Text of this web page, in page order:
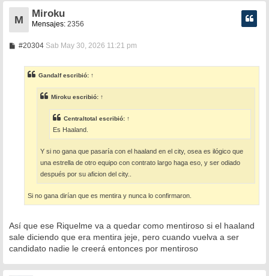
M
Miroku
Mensajes: 2356
#20304M
a
j
e
Sab May 30, 2026 11:21 pm
Gandalfescribió: ↑
Miroku escribió: ↑
Centraltotal escribió: ↑
Es Haaland.
Y si no gana que pasaría con el haaland en el city, osea es ilógico que
una estrella de otro equipo con contrato largo haga eso, y ser odiado
después por su aficion del city..
Si no gana dirían que es mentira y nunca lo confirmaron.
Así que ese Riquelme va a quedar como mentiroso si el haaland
sale diciendo que era mentira jeje, pero cuando vuelva a ser
candidato nadie le creerá entonces por mentiroso